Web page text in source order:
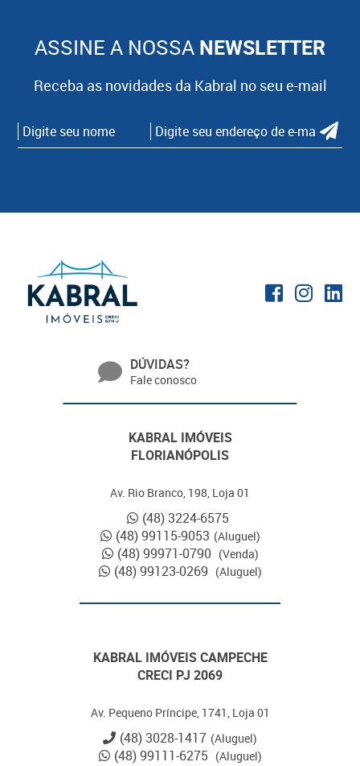
ASSINE A NOSSA NEWSLETTER
Receba as novidades da Kabral no seu e-mail
DÚVIDAS?
Fale conosco
KABRAL IMÓVEIS
FLORIANÓPOLIS
Av. Rio Branco, 198, Loja 01
(48) 3224-6575
(48) 99115-9053 (Aluguel)
(48) 99971-0790 (Venda)
(48) 99123-0269 (Aluguel)
KABRAL IMÓVEIS CAMPECHE
CRECI PJ 2069
Av. Pequeno Príncipe, 1741, Loja 01
(48) 3028-1417 (Aluguel)
(48) 99111-6275 (Aluguel)